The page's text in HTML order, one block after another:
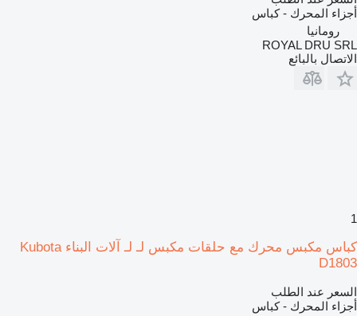
أجزاء المحرك - كباس
رومانيا
ROYAL DRU SRL
الاتصال بالبائع
1
كباس مكبس محرك مع حلقات مكبس لـ لـ آلات البناء Kubota
D1803
السعر عند الطلب
أجزاء المحرك - كباس